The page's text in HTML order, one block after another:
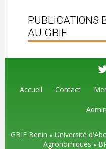
PUBLICATIONS
AU GBIF
Accueil Contact
GBIF Benin ● Université
Agronomiques ●